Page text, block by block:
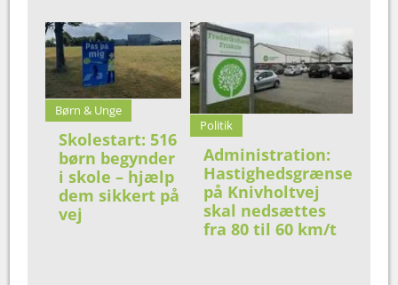
Børn & Unge
Skolestart: 516
børn begynder
i skole – hjælp
dem sikkert på
vej
Politik
Administration:
Hastighedsgrænse
på Knivholtvej
skal nedsættes
fra 80 til 60 km/t